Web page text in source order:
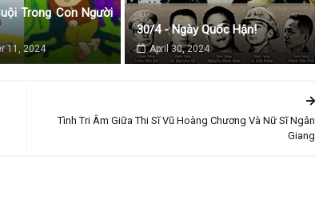
Trong Con Người
11, 2024
30/4 - Ngày Quốc Hận!
April 30, 2024
Tình Tri Âm Giữa Thi Sĩ Vũ Hoàng Chương Và Nữ Sĩ Ngân
Giang